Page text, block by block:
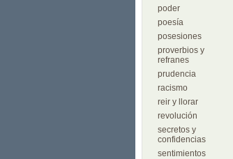
poder
poesía
posesiones
proverbios y
refranes
prudencia
racismo
reir y llorar
revolución
secretos y
confidencias
sentimientos